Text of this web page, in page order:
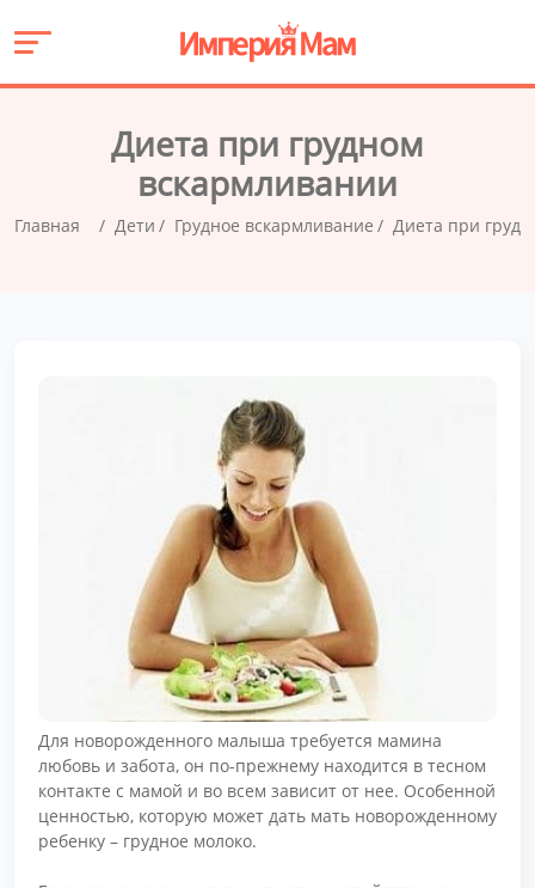
Диета при грудном
вскармливании
Главная Дети Грудное вскармливание Диета при
Для новорожденного малыша требуется мамина
любовь и забота, он по-прежнему находится в тесном
контакте с мамой и во всем зависит от нее. Особенной
ценностью, которую может дать мать новорожденному
ребенку – грудное молоко.